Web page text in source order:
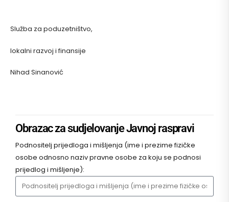
Služba za poduzetništvo,
lokalni razvoj i finansije
Nihad Sinanović
Obrazac za sudjelovanje Javnoj raspravi
Podnositelj prijedloga i mišljenja (ime i prezime fizičke
osobe odnosno naziv pravne osobe za koju se podnosi
prijedlog i mišljenje):